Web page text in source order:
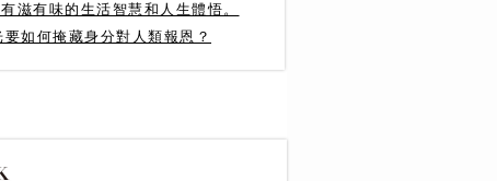
滋有味的生活智慧和人生體悟。
如何掩藏身分對人類報恩？